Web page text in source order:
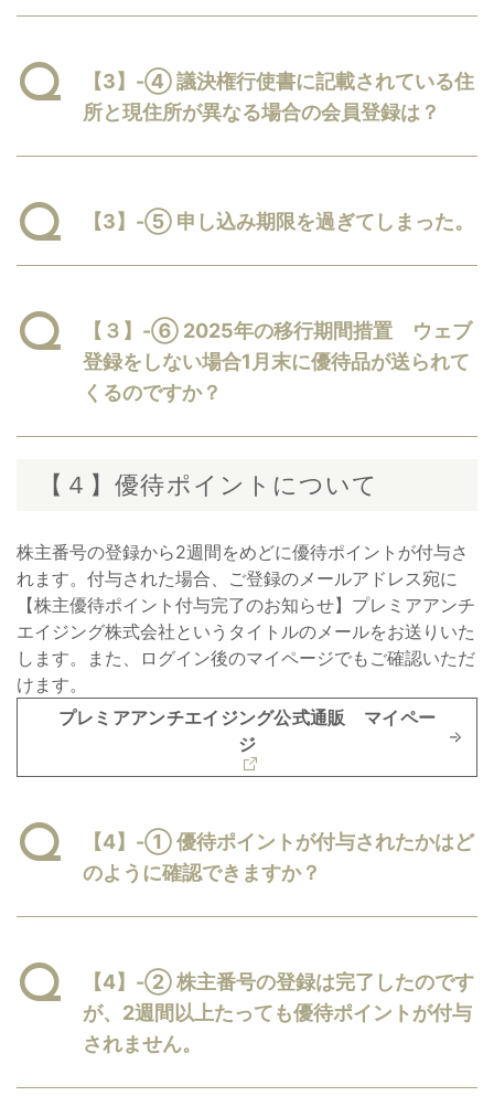
【3】-④ 議決権行使書に記載されている住
所と現住所が異なる場合の会員登録は？
【3】-⑤ 申し込み期限を過ぎてしまった。
【３】-⑥ 2025年の移行期間措置 ウェブ
登録をしない場合1月末に優待品が送られて
くるのですか？
【４】優待ポイントについて
株主番号の登録から2週間をめどに優待ポイントが付与さ
れます。付与された場合、ご登録のメールアドレス宛に
【株主優待ポイント付与完了のお知らせ】プレミアアンチ
エイジング株式会社というタイトルのメールをお送りいた
します。また、ログイン後のマイページでもご確認いただ
けます。
プレミアアンチエイジング公式通販 マイペー
ジ
【4】-① 優待ポイントが付与されたかはど
のように確認できますか？
【4】-② 株主番号の登録は完了したのです
が、2週間以上たっても優待ポイントが付与
されません。